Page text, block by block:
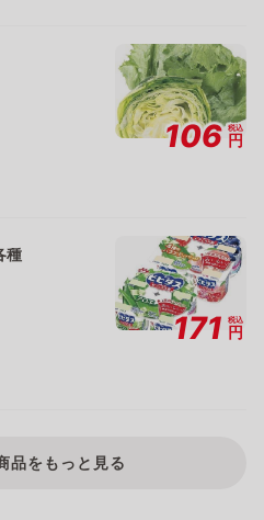
106 税込
円
種
171 税込
円
品をもっと見る